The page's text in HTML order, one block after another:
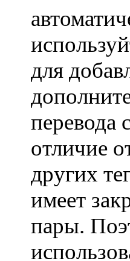
для
перевода
отличие
других
имеет
пары.